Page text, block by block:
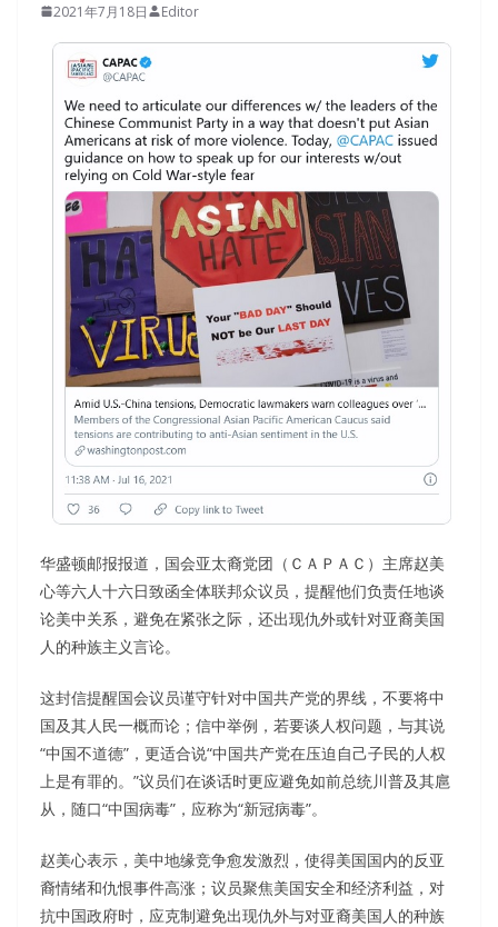
2021年7月18日 Editor
华盛顿邮报报道，国会亚太裔党团（ＣＡＰＡＣ）主席赵美
心等六人十六日致函全体联邦众议员，提醒他们负责任地谈
论美中关系，避免在紧张之际，还出现仇外或针对亚裔美国
人的种族主义言论。
这封信提醒国会议员谨守针对中国共产党的界线，不要将中
国及其人民一概而论；信中举例，若要谈人权问题，与其说
“中国不道德”，更适合说“中国共产党在压迫自己子民的人权
上是有罪的。”议员们在谈话时更应避免如前总统川普及其扈
从，随口“中国病毒”，应称为“新冠病毒”。
赵美心表示，美中地缘竞争愈发激烈，使得美国国内的反亚
裔情绪和仇恨事件高涨；议员聚焦美国安全和经济利益，对
抗中国政府时，应克制避免出现仇外与对亚裔美国人的种族